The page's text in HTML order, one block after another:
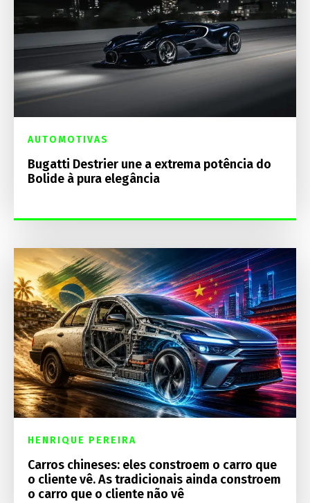
AUTOMOTIVAS
Bugatti Destrier une a extrema potência do
Bolide à pura elegância
HENRIQUE PEREIRA
Carros chineses: eles constroem o carro que
o cliente vê. As tradicionais ainda constroem
o carro que o cliente não vê